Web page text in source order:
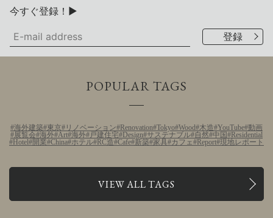
今すぐ登録！▶
POPULAR TAGS
海外建築 東京 リノベーション Renovation Tokyo Wood 木造 YouTube 動画
展覧会 海外 Art 海外 戸建住宅 Design サステナブル 自然 中国 Residential
Hotel 開業 China ホテル RC造 Cafe 新築 家具 カフェ Report 現地レポート
VIEW ALL TAGS